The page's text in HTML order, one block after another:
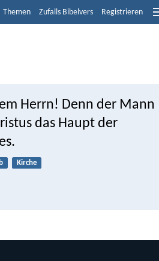
Themen Zufalls Bibelvers Registrieren
Herrn! Denn der Mann
das Haupt der
Kirche